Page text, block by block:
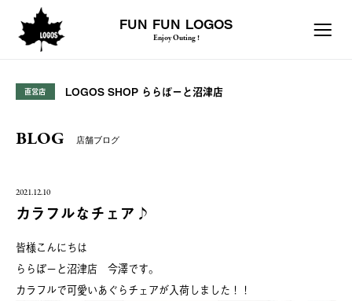
FUN FUN LOGOS
Enjoy Outing !
直営店 LOGOS SHOP ららぽーと沼津店
BLOG 店舗ブログ
2021.12.10
カラフルなチェア♪
皆様こんにちは
ららぽーと沼津店 今澤です。
カラフルで可愛いあぐらチェアが入荷しました！！